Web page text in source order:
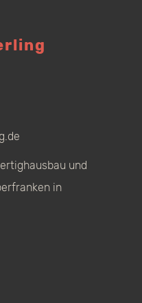
und
in